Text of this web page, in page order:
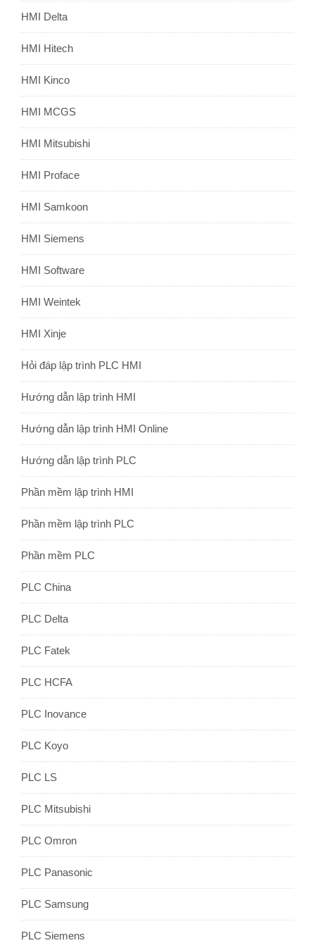
HMI Delta
HMI Hitech
HMI Kinco
HMI MCGS
HMI Mitsubishi
HMI Proface
HMI Samkoon
HMI Siemens
HMI Software
HMI Weintek
HMI Xinje
Hỏi đáp lập trình PLC HMI
Hướng dẫn lập trình HMI
Hướng dẫn lập trình HMI Online
Hướng dẫn lập trình PLC
Phần mềm lập trình HMI
Phần mềm lập trình PLC
Phần mềm PLC
PLC China
PLC Delta
PLC Fatek
PLC HCFA
PLC Inovance
PLC Koyo
PLC LS
PLC Mitsubishi
PLC Omron
PLC Panasonic
PLC Samsung
PLC Siemens